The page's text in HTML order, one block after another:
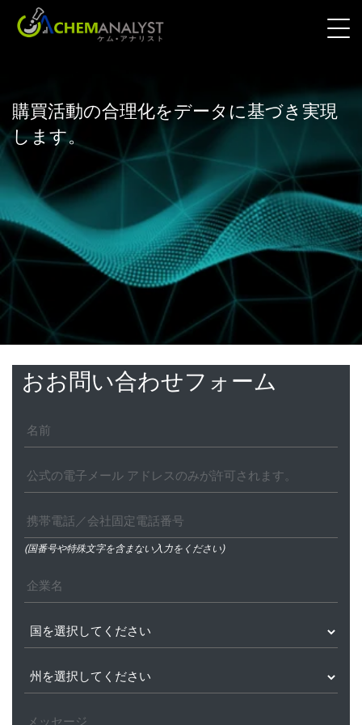
購買活動の合理化をデータに基づき実現
します。
おお問い合わせフォーム
(国番号や特殊文字を含まない入力をください)